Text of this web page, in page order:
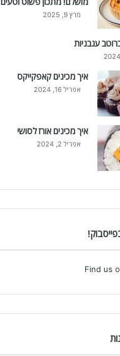
מרץ 9, 2025
עגבניות
איך מכינים קאפקייקס
אפריל 16, 2024
איך מכינים אורז לסושי
אפריל 2, 2024
Find us